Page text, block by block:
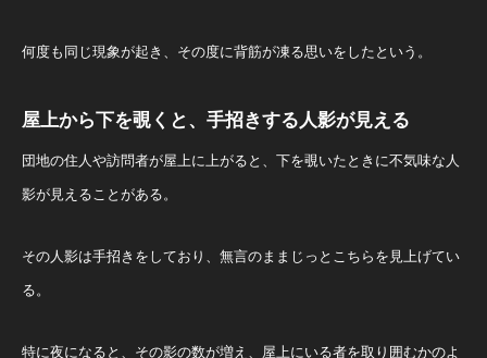
何度も同じ現象が起き、その度に背筋が凍る思いをしたという。
屋上から下を覗くと、手招きする人影が見える
団地の住人や訪問者が屋上に上がると、下を覗いたときに不気味な人
影が見えることがある。
その人影は手招きをしており、無言のままじっとこちらを見上げてい
る。
特に夜になると、その影の数が増え、屋上にいる者を取り囲むかのよ